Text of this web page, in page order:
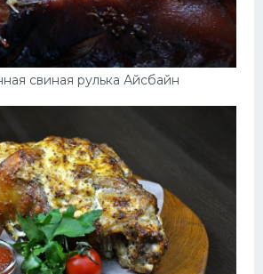
свиная рулька Айсбайн